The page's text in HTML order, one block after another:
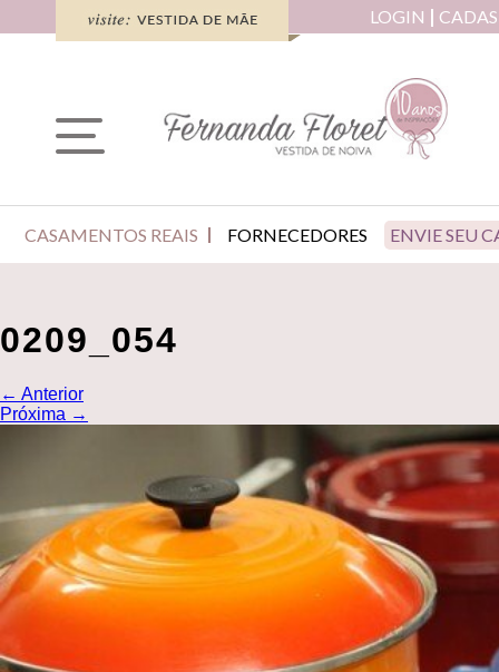
LOGIN
CASAMENTOS REAIS FORNECEDORES ENVIE SEU
0209_054
← Anterior
Próxima →